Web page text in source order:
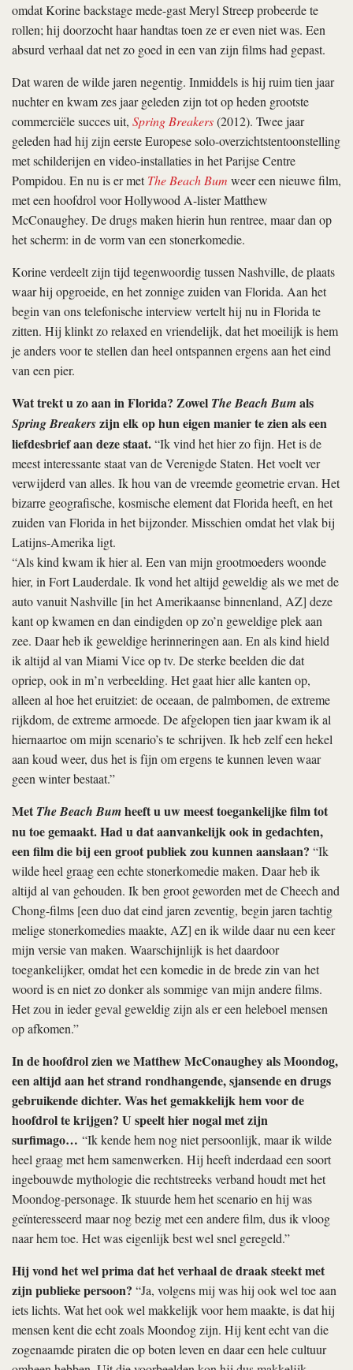
omdat Korine backstage mede-gast Meryl Streep probeerde te
rollen; hij doorzocht haar handtas toen ze er even niet was. Een
absurd verhaal dat net zo goed in een van zijn films had gepast.
Dat waren de wilde jaren negentig. Inmiddels is hij ruim tien jaar
nuchter en kwam zes jaar geleden zijn tot op heden grootste
commerciële succes uit, Spring Breakers(2012). Twee jaar
geleden had hij zijn eerste Europese solo-overzichtstentoonstelling
met schilderijen en video-installaties in het Parijse Centre
Pompidou. En nu is er metThe Beach Bum weer een nieuwe film,
met een hoofdrol voor Hollywood A-lister Matthew
McConaughey. De drugs maken hierin hun rentree, maar dan op
het scherm: in de vorm van een stonerkomedie.
Korine verdeelt zijn tijd tegenwoordig tussen Nashville, de plaats
waar hij opgroeide, en het zonnige zuiden van Florida. Aan het
begin van ons telefonische interview vertelt hij nu in Florida te
zitten. Hij klinkt zo relaxed en vriendelijk, dat het moeilijk is hem
je anders voor te stellen dan heel ontspannen ergens aan het eind
van een pier.
Wat trekt u zo aan in Florida? Zowel The Beach Bumals
Spring Breakerszijn elk op hun eigen manier te zien als een
liefdesbrief aan deze staat.“Ik vind het hier zo fijn. Het is de
meest interessante staat van de Verenigde Staten. Het voelt ver
verwijderd van alles. Ik hou van de vreemde geometrie ervan. Het
bizarre geografische, kosmische element dat Florida heeft, en het
zuiden van Florida in het bijzonder. Misschien omdat het vlak bij
Latijns-Amerika ligt.
“Als kind kwam ik hier al. Een van mijn grootmoeders woonde
hier, in Fort Lauderdale. Ik vond het altijd geweldig als we met de
auto vanuit Nashville [in het Amerikaanse binnenland, AZ] deze
kant op kwamen en dan eindigden op zo’n geweldige plek aan
zee. Daar heb ik geweldige herinneringen aan. En als kind hield
ik altijd al van Miami Vice op tv. De sterke beelden die dat
opriep, ook in m’n verbeelding. Het gaat hier alle kanten op,
alleen al hoe het eruitziet: de oceaan, de palmbomen, de extreme
rijkdom, de extreme armoede. De afgelopen tien jaar kwam ik al
hiernaartoe om mijn scenario’s te schrijven. Ik heb zelf een hekel
aan koud weer, dus het is fijn om ergens te kunnen leven waar
geen winter bestaat.”
Met The Beach Bumheeft u uw meest toegankelijke film tot
nu toe gemaakt. Had u dat aanvankelijk ook in gedachten,
een film die bij een groot publiek zou kunnen aanslaan? “Ik
wilde heel graag een echte stonerkomedie maken. Daar heb ik
altijd al van gehouden. Ik ben groot geworden met de Cheech and
Chong-films [een duo dat eind jaren zeventig, begin jaren tachtig
melige stonerkomedies maakte, AZ] en ik wilde daar nu een keer
mijn versie van maken. Waarschijnlijk is het daardoor
toegankelijker, omdat het een komedie in de brede zin van het
woord is en niet zo donker als sommige van mijn andere films.
Het zou in ieder geval geweldig zijn als er een heleboel mensen
op afkomen.”
In de hoofdrol zien we Matthew McConaughey als Moondog,
een altijd aan het strand rondhangende, sjansende en drugs
gebruikende dichter. Was het gemakkelijk hem voor de
hoofdrol te krijgen? U speelt hier nogal met zijn
surfimago… “Ik kende hem nog niet persoonlijk, maar ik wilde
heel graag met hem samenwerken. Hij heeft inderdaad een soort
ingebouwde mythologie die rechtstreeks verband houdt met het
Moondog-personage. Ik stuurde hem het scenario en hij was
geïnteresseerd maar nog bezig met een andere film, dus ik vloog
naar hem toe. Het was eigenlijk best wel snel geregeld.”
Hij vond het wel prima dat het verhaal de draak steekt met
zijn publieke persoon? “Ja, volgens mij was hij ook wel toe aan
iets lichts. Wat het ook wel makkelijk voor hem maakte, is dat hij
mensen kent die echt zoals Moondog zijn. Hij kent echt van die
zogenaamde piraten die op boten leven en daar een hele cultuur